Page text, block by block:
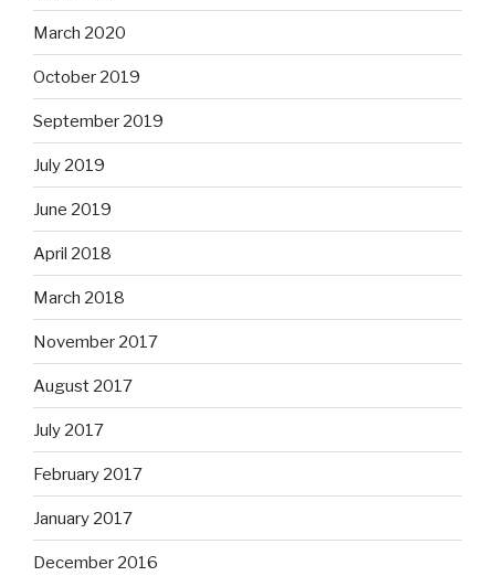
March 2020
October 2019
September 2019
July 2019
June 2019
April 2018
March 2018
November 2017
August 2017
July 2017
February 2017
January 2017
December 2016